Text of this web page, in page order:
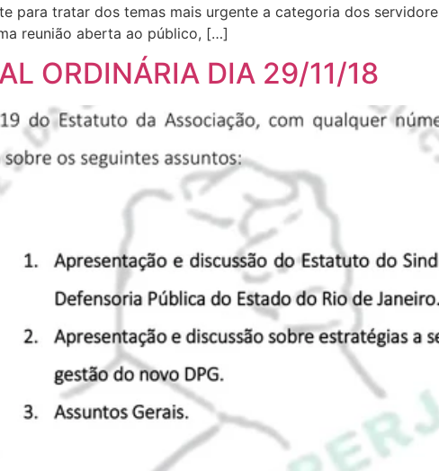
para tratar dos temas mais urgente a categoria dos
reunião aberta ao público, […]
ORDINÁRIA DIA 29/11/18